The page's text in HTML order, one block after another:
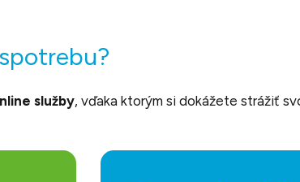
služby, vďaka ktorým si dokážete strážiť